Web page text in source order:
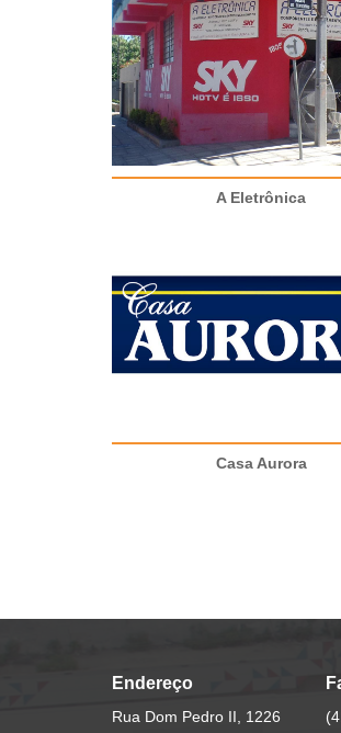
A Eletrônica
Casa Aurora
Endereço
Rua Dom Pedro II, 1226